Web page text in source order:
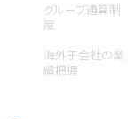
グループ通算制
度
海外子会社の業
績把握